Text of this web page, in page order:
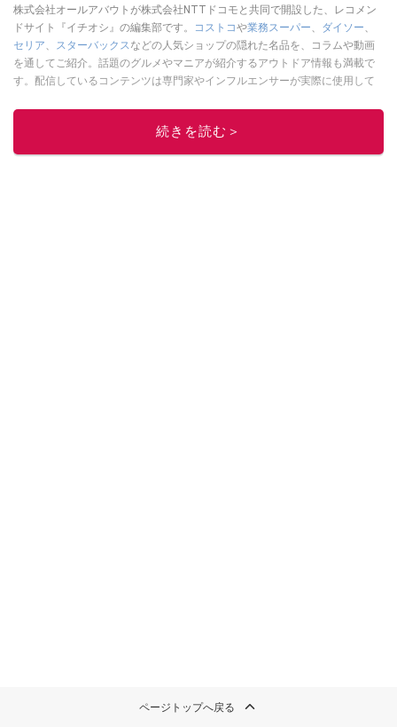
株式会社オールアバウトが株式会社NTTドコモと共同で開設した、レコメン
ドサイト『イチオシ』の編集部です。
コストコや業務スーパー、 ダイソー、
セリア、 スターバックスなどの人気ショップの隠れた名品を、コラムや動画
を通してご紹介。話題のグルメやマニアが紹介するアウトドア情報も満載で
す。配信しているコンテンツは専門家やインフルエンサーが実際に使用して
ニュースでフォロー
続きを読む＞
ページトップへ戻る